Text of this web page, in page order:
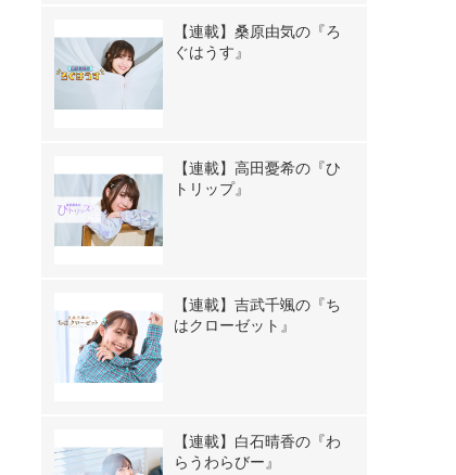
【連載】桑原由気の『ろ
ぐはうす』
【連載】高田憂希の『ひ
トリップ』
【連載】吉武千颯の『ち
はクローゼット』
【連載】白石晴香の『わ
らうわらびー』